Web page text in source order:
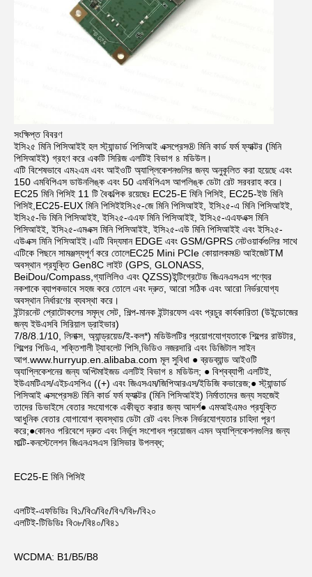
সংক্ষিপ্ত বিবরণ
ইসি২৫ মিনি পিসিআইই হল স্ট্যান্ডার্ড পিসিআই এক্সপ্রেস® মিনি কার্ড ফর্ম ফ্যাক্টর (মিনি
পিসিআইই) গ্রহণ করে একটি সিরিজ এলটিই বিভাগ ৪ মডিউল।
এটি বিশেষভাবে এম২এম এবং আইওটি অ্যাপ্লিকেশনগুলির জন্য অনুকূলিত করা হয়েছে এবং
150 এমবিপিএস ডাউনলিঙ্ক এবং 50 এমবিপিএস আপলিঙ্ক ডেটা রেট সরবরাহ করে।
EC25 মিনি পিসিই 11 টি বৈকল্পিক রয়েছেঃ EC25-E মিনি পিসিই, EC25-ইউ মিনি
পিসিই,EC25-EUX মিনি পিসিইইসি২৫-জে মিনি পিসিআইই, ইসি২৫-এ মিনি পিসিআইই,
ইসি২৫-ভি মিনি পিসিআইই, ইসি২৫-এএফ মিনি পিসিআইই, ইসি২৫-এএফএক্স মিনি
পিসিআইই, ইসি২৫-এমএক্স মিনি পিসিআইই, ইসি২৫-এউ মিনি পিসিআইই এবং ইসি২৫-
এউএক্স মিনি পিসিআইই।এটি বিদ্যমান EDGE এবং GSM/GPRS নেটওয়ার্কগুলির সাথে
এটিকে পিছনে সামঞ্জস্যপূর্ণ করে তোলেEC25 Mini PCIe কোয়ালকম® আইজেটTM
অবস্থান প্রযুক্তি Gen8C লাইট (GPS, GLONASS,
BeiDou/Compass,গ্যালিলিও এবং QZSS)ইন্টিগ্রেটেড জিএনএসএস পণ্যের
নকশাকে ব্যাপকভাবে সহজ করে তোলে এবং দ্রুত, আরো সঠিক এবং আরো নির্ভরযোগ্য
অবস্থান নির্ধারণের ব্যবস্থা করে।
ইন্টারনেট প্রোটোকলের সমৃদ্ধ সেট, শিল্প-মানক ইন্টারফেস এবং প্রচুর কার্যকারিতা (উইন্ডোজের
জন্য ইউএসবি সিরিয়াল ড্রাইভার)
7/8/8.1/10, লিনাক্স, অ্যান্ড্রয়েড/ই-কল*) মডিউলটির প্রয়োগযোগ্যতাকে শিল্পের রাউটার,
শিল্পের পিডিএ, শক্তিশালী ট্যাবলেট পিসি,ভিডিও নজরদারি এবং ডিজিটাল সাইন
আপ.www.hurryup.en.alibaba.com মূল সুবিধা ● ব্রডব্যান্ড আইওটি
অ্যাপ্লিকেশনের জন্য অপ্টিমাইজড এলটিই বিভাগ ৪ মডিউল; ● বিশ্বব্যাপী এলটিই,
ইউএমটিএস/এইচএসপিএ ((+) এবং জিএসএম/জিপিআরএস/ইডিজি কভারেজ;● স্ট্যান্ডার্ড
পিসিআই এক্সপ্রেস® মিনি কার্ড ফর্ম ফ্যাক্টর (মিনি পিসিআইই) নির্মাতাদের জন্য সহজেই
তাদের ডিভাইসে বেতার সংযোগকে একীভূত করার জন্য আদর্শ● এমআইএমও প্রযুক্তি
আধুনিক বেতার যোগাযোগ ব্যবস্থায় ডেটা রেট এবং লিংক নির্ভরযোগ্যতার চাহিদা পূরণ
করে;●কোনও পরিবেশে দ্রুত এবং নির্ভুল সংশোধন প্রয়োজন এমন অ্যাপ্লিকেশনগুলির জন্য
মাল্টি-কনস্টেলেশন জিএনএসএস রিসিভার উপলব্ধ;
EC25-E মিনি পিসিই
এলটিই-এফডিডিঃ বি১/বি৩/বি৫/বি৭/বি৮/বি২০
এলটিই-টিডিডিঃ বি৩৮/বি৪০/বি৪১
WCDMA: B1/B5/B8